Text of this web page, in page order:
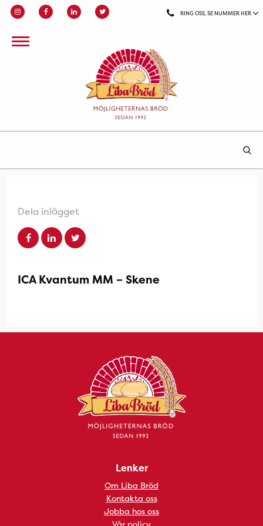
RING OSS, SE NUMMER HER
Dela inlägget
ICA Kvantum MM – Skene
Lenker
Om Liba Bröd
Kontakta oss
Jobba hos oss